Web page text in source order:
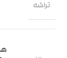
تراشه